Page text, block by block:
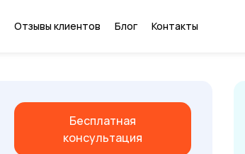
Отзывы клиентов Блог Контакты
Бесплатная
консультация